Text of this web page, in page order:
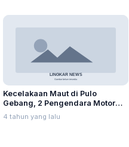
Kecelakaan Maut di Pulo
Gebang, 2 Pengendara Motor
Tewas
4 tahun yang lalu